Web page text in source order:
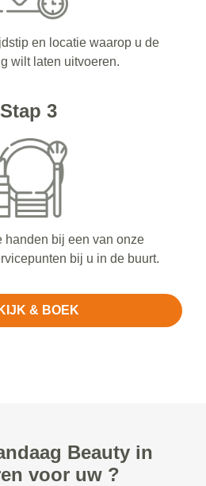
en locatie waarop u de
wilt laten uitvoeren.
Stap 3
handen bij een van onze
bij u in de buurt.
& BOEK
Beauty in
voor uw ?